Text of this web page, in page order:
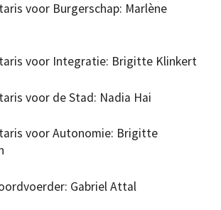
voor Burgerschap: Marlène
voor Integratie: Brigitte Klinkert
voor de Stad: Nadia Hai
voor Autonomie: Brigitte
Gabriel Attal